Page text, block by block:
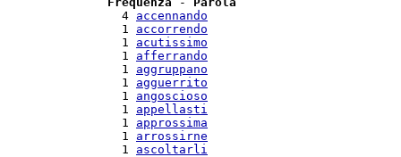
  4
accennando
  1
accorrendo
  1
acutissimo
  1
afferrando
  1
aggruppano
  1
agguerrito
  1
angoscioso
  1
appellasti
  1
approssima
  1
arrossirne
  1
ascoltarli